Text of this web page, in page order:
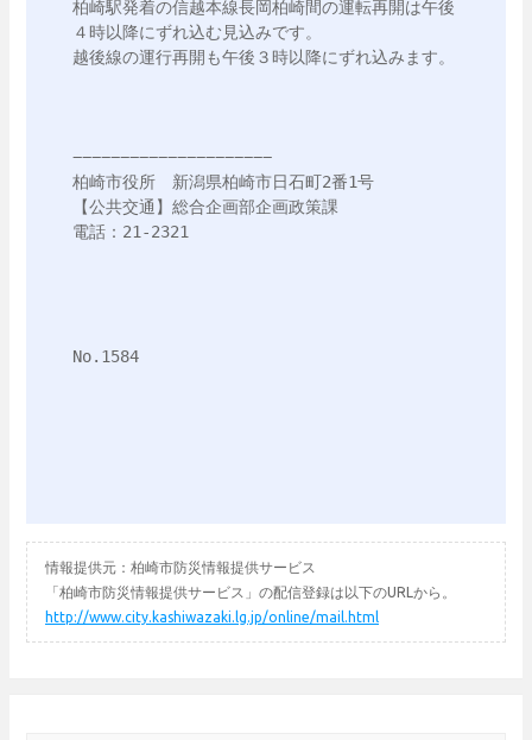
柏崎駅発着の信越本線長岡柏崎間の運転再開は午後
４時以降にずれ込む見込みです。
越後線の運行再開も午後３時以降にずれ込みます。
−−−−−−−−−−−−−−−−−−−−−
柏崎市役所　新潟県柏崎市日石町2番1号
【公共交通】総合企画部企画政策課
電話：21-2321
No.1584
情報提供元：柏崎市防災情報提供サービス
「柏崎市防災情報提供サービス」の配信登録は以下のURLから。
http://www.city.kashiwazaki.lg.jp/online/mail.html